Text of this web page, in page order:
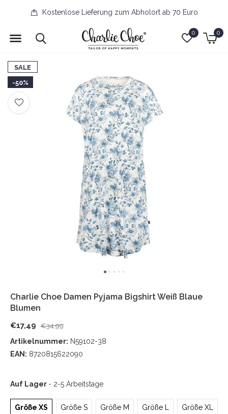
0 0
Kostenlose Lieferung zum Abholort ab 70 Euro
SALE
-50%
Charlie Choe Damen Pyjama Bigshirt Weiß Blaue
Blumen
€17,49 €34,99
Artikelnummer: N59102-38
EAN: 8720815622090
Auf Lager - 2-5 Arbeitstage
Größe XS Größe S Größe M Größe L Größe XL